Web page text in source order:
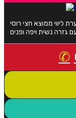
ליווי ממוצא חצי רוסי